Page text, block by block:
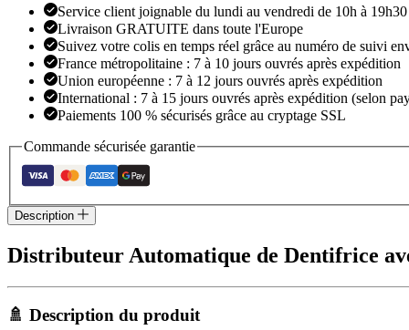
Mural
Service client joignable du lundi au vendredi de 10h à 19h30
Livraison GRATUITE dans toute l'Europe
Suivez votre colis en temps réel grâce au numéro de suivi
France métropolitaine : 7 à 10 jours ouvrés après expédition
Union européenne : 7 à 12 jours ouvrés après expédition
International : 7 à 15 jours ouvrés après expédition (selon
Paiements 100 % sécurisés grâce au cryptage SSL
Commande sécurisée garantie
Description
Distributeur Automatique de Dentifrice
🚿 Description du produit